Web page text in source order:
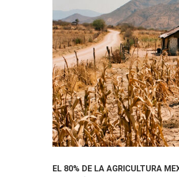
EL 80% DE LA AGRICULTURA